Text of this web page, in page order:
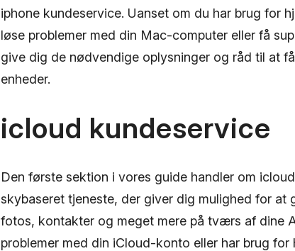
iphone kundeservice. Uanset om du har brug
løse problemer med din Mac-computer eller få
give dig de nødvendige oplysninger og råd til at
enheder.
icloud kundeservice
Den første sektion i vores guide handler om
skybaseret tjeneste, der giver dig mulighed for at
fotos, kontakter og meget mere på tværs af dine
problemer med din iCloud-konto eller har brug